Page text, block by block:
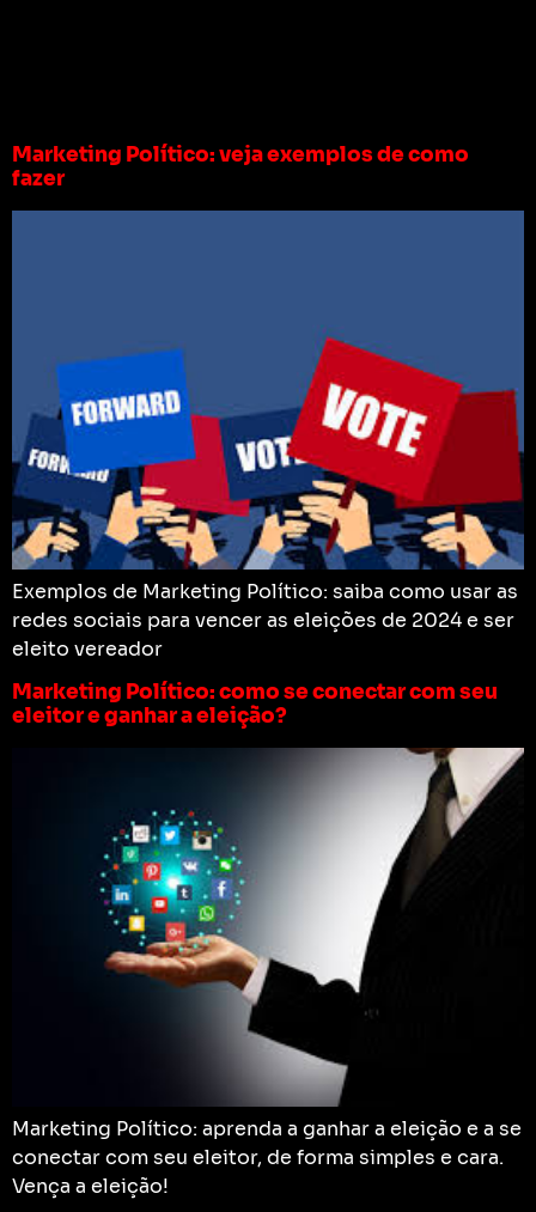
Marketing Político: veja exemplos de como
fazer
Exemplos de Marketing Político: saiba como usar as
redes sociais para vencer as eleições de 2024 e ser
eleito vereador
Marketing Político: como se conectar com seu
eleitor e ganhar a eleição?
Marketing Político: aprenda a ganhar a eleição e a se
conectar com seu eleitor, de forma simples e cara.
Vença a eleição!